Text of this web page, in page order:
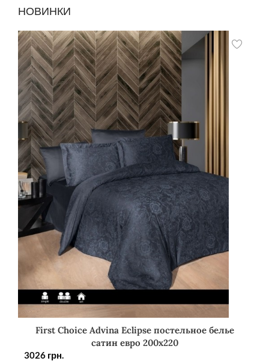
НОВИНКИ
First Choice Advina Eclipse постельное белье
сатин евро 200х220
3026 грн.